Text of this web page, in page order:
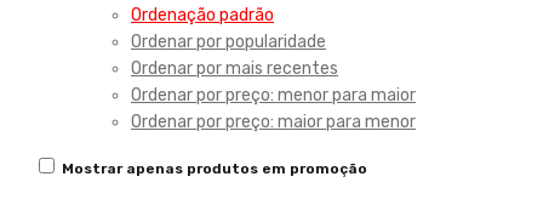
Ordenação padrão
Ordenar por popularidade
Ordenar por mais recentes
Ordenar por preço: menor para maior
Ordenar por preço: maior para menor
Mostrar apenas produtos em promoção